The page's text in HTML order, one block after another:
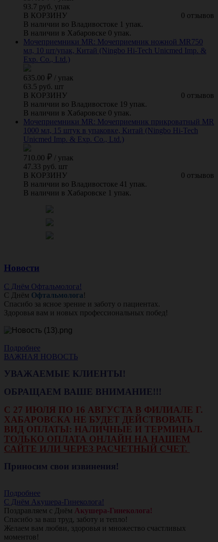
93.7 руб. упак
0 отзывов
В КОРЗИНУ
В наличии во Владивостоке 1 упак.
В наличии в Хабаровске 0 упак.
Мочеприемники MR: Мочеприемник ножной MR750
мл, 10 шт/упак, Китай (Ningbo Hi-Tech Unicmed Imp. &
Exp. Co., Ltd.)
635.00 / упак
63.5 руб. шт
0 отзывов
В КОРЗИНУ
В наличии во Владивостоке 19 упак.
В наличии в Хабаровске 0 упак.
Мочеприемники MR: Мочеприемник прикроватный MR
1000 мл, 15 штук в упаковке, Китай (Ningbo Hi-Tech
Unicmed Imp. & Exp. Co., Ltd.)
710.00 / упак
47.33 руб. шт
0 отзывов
В КОРЗИНУ
В наличии во Владивостоке 41 упак.
В наличии в Хабаровске 1 упак.
Новости
С Днём Офтальмолога!
С Днём Офтальмолога!
Спасибо за ясное зрение и заботу о пациентах.
Здоровья вам и новых профессиональных побед!
Подробнее
ВАЖНАЯ НОВОСТЬ
УВАЖАЕМЫЕ КЛИЕНТЫ!
ОБРАЩАЕМ ВАШЕ ВНИМАНИЕ!!!
С 27 ИЮЛЯ ПО 16 АВГУСТА В ФИЛИАЛЕ Г.
ХАБАРОВСКА НЕ БУДЕТ ДЕЙСТВОВАТЬ
ВИД ОПЛАТЫ: НАЛИЧНЫЕ И ТЕРМИНАЛ.
ТОЛЬКО ОПЛАТА ОНЛАЙН НА НАШЕМ
САЙТЕ ИЛИ ЧЕРЕЗ РАСЧЕТНЫЙ СЧЕТ.
Приносим свои извинения!
Подробнее
С Днём Акушера-Гинеколога!
Поздравляем с Днём Акушера-Гинеколога!
Спасибо за ваш труд, заботу и тепло!
Желаем вам любви, здоровья и множество счастливых
моментов!